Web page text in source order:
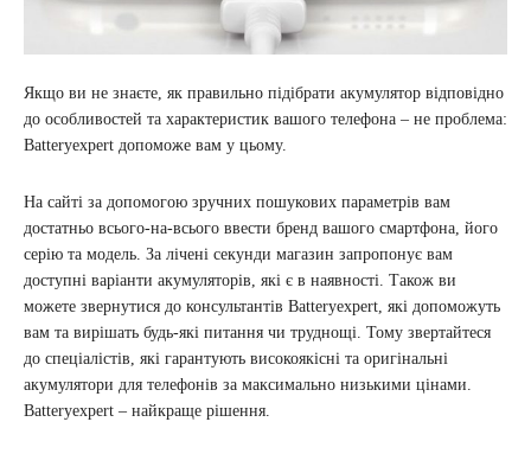
Якщо ви не знаєте, як правильно підібрати акумулятор відповідно
до особливостей та характеристик вашого телефона – не проблема:
Batteryexpert допоможе вам у цьому.
На сайті за допомогою зручних пошукових параметрів вам
достатньо всього-на-всього ввести бренд вашого смартфона, його
серію та модель. За лічені секунди магазин запропонує вам
доступні варіанти акумуляторів, які є в наявності. Також ви
можете звернутися до консультантів Batteryexpert, які допоможуть
вам та вирішать будь-які питання чи труднощі. Тому звертайтеся
до спеціалістів, які гарантують високоякісні та оригінальні
акумулятори для телефонів за максимально низькими цінами.
Batteryexpert – найкраще рішення.